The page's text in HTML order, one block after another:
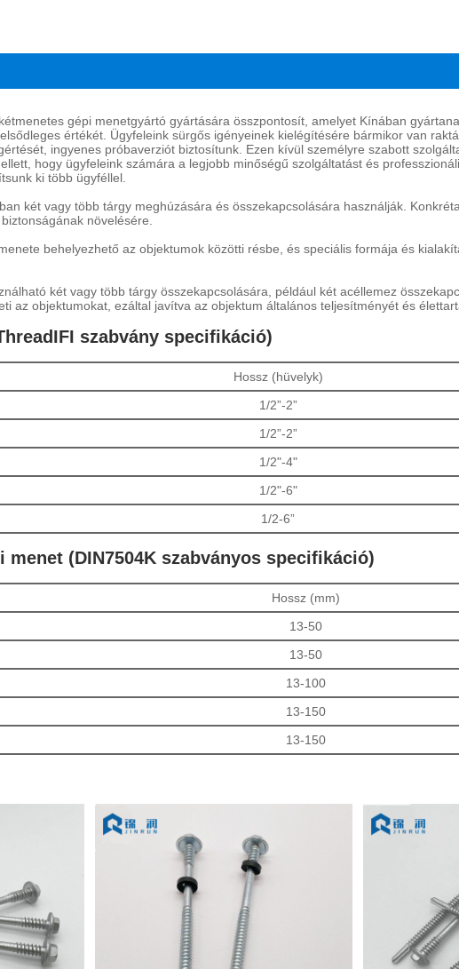
gépi menetgyártó gyártására összpontosít, amelyet Kínában
értékét. Ügyfeleink sürgős igényeinek kielégítésére bármikor van
ingyenes próbaverziót biztosítunk. Ezen kívül személyre szabott
hogy ügyfeleink számára a legjobb minőségű szolgáltatást és
ki több ügyféllel.
két vagy több tárgy meghúzására és összekapcsolására használják.
növelésére.
behelyezhető az objektumok közötti résbe, és speciális formája és
két vagy több tárgy összekapcsolására, például két acéllemez
az objektumokat, ezáltal javítva az objektum általános teljesítményét és
szabvány specifikáció)
Hossz (hüvelyk)
1/2”-2”
1/2”-2”
1/2"-4"
1/2"-6"
1/2-6”
(DIN7504K szabványos specifikáció)
Hossz (mm)
13-50
13-50
13-100
13-150
13-150